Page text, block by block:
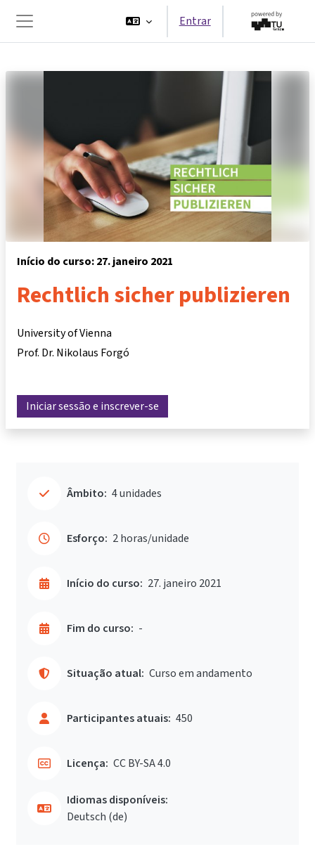
Painel lateral
Entrar
Início do curso: 27. janeiro 2021
Rechtlich sicher publizieren
University of Vienna
Prof. Dr. Nikolaus Forgó
Iniciar sessão e inscrever-se
Âmbito: 4 unidades
Esforço: 2 horas/unidade
Início do curso: 27. janeiro 2021
Fim do curso: -
Situação atual: Curso em andamento
Participantes atuais: 450
Licença: CC BY-SA 4.0
Idiomas disponíveis:
Deutsch ‎(de)‎